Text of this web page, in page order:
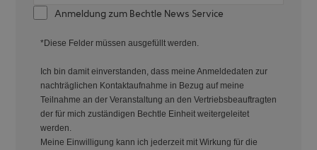
Anmeldung zum Bechtle News Service
*Diese Felder müssen ausgefüllt werden.
Ich bin damit einverstanden, dass meine Anmeldedaten zur
nachträglichen Kontaktaufnahme in Bezug auf meine
Teilnahme an der Veranstaltung an den Vertriebsbeauftragten
der für mich zuständigen Bechtle Einheit weitergeleitet
werden.
Meine Einwilligung kann ich jederzeit mit Wirkung für die